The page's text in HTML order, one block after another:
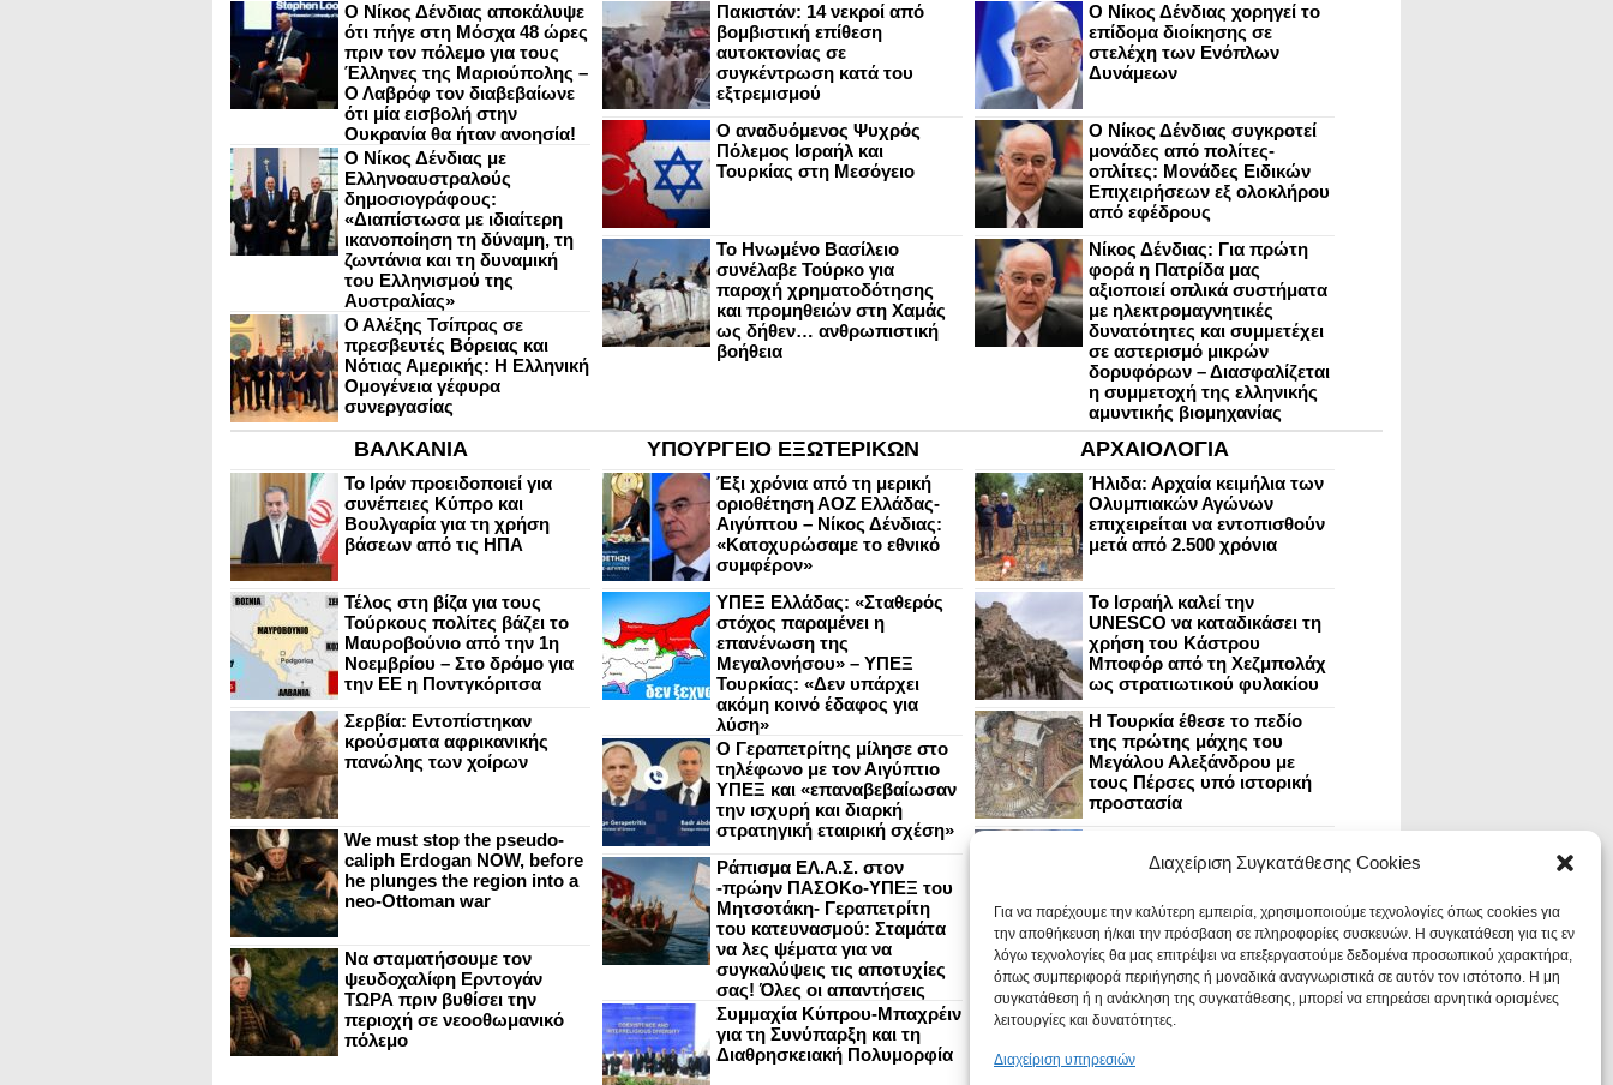
Διαχείριση Συγκατάθεσης Cookies
Για να παρέχουμε την καλύτερη εμπειρία, χρησιμοποιούμε τεχνολογίες όπως cookies για
την αποθήκευση ή/και την πρόσβαση σε πληροφορίες συσκευών. Η συγκατάθεση για τις εν
λόγω τεχνολογίες θα μας επιτρέψει να επεξεργαστούμε δεδομένα προσωπικού χαρακτήρα,
όπως συμπεριφορά περιήγησης ή μοναδικά αναγνωριστικά σε αυτόν τον ιστότοπο. Η μη
συγκατάθεση ή η ανάκληση της συγκατάθεσης, μπορεί να επηρεάσει αρνητικά ορισμένες
λειτουργίες και δυνατότητες.
Διαχείριση υπηρεσιών
Ο Νίκος Δένδιας αποκάλυψε
ότι πήγε στη Μόσχα 48 ώρες
πριν τον πόλεμο για τους
Έλληνες της Μαριούπολης –
Ο Λαβρόφ τον διαβεβαίωνε
ότι μία εισβολή στην
Ουκρανία θα ήταν ανοησία!
Ο Νίκος Δένδιας με
Ελληνοαυστραλούς
δημοσιογράφους:
«Διαπίστωσα με ιδιαίτερη
ικανοποίηση τη δύναμη, τη
ζωντάνια και τη δυναμική
του Ελληνισμού της
Αυστραλίας»
Ο Αλέξης Τσίπρας σε
πρεσβευτές Βόρειας και
Νότιας Αμερικής: Η Ελληνική
Ομογένεια γέφυρα
συνεργασίας
Πακιστάν: 14 νεκροί από
βομβιστική επίθεση
αυτοκτονίας σε
συγκέντρωση κατά του
εξτρεμισμού
Ο αναδυόμενος Ψυχρός
Πόλεμος Ισραήλ και
Τουρκίας στη Μεσόγειο
Το Ηνωμένο Βασίλειο
συνέλαβε Τούρκο για
παροχή χρηματοδότησης
και προμηθειών στη Χαμάς
ως δήθεν… ανθρωπιστική
βοήθεια
Ο Νίκος Δένδιας χορηγεί το
επίδομα διοίκησης σε
στελέχη των Ενόπλων
Δυνάμεων
Ο Νίκος Δένδιας συγκροτεί
μονάδες από πολίτες-
οπλίτες: Μονάδες Ειδικών
Επιχειρήσεων εξ ολοκλήρου
από εφέδρους
Νίκος Δένδιας: Για πρώτη
φορά η Πατρίδα μας
αξιοποιεί οπλικά συστήματα
με ηλεκτρομαγνητικές
δυνατότητες και συμμετέχει
σε αστερισμό μικρών
δορυφόρων – Διασφαλίζεται
η συμμετοχή της ελληνικής
αμυντικής βιομηχανίας
ΒΑΛΚΑΝΙΑ
Το Ιράν προειδοποιεί για
συνέπειες Κύπρο και
Βουλγαρία για τη χρήση
βάσεων από τις ΗΠΑ
Τέλος στη βίζα για τους
Τούρκους πολίτες βάζει το
Μαυροβούνιο από την 1η
Νοεμβρίου – Στο δρόμο για
την ΕΕ η Ποντγκόριτσα
Σερβία: Εντοπίστηκαν
κρούσματα αφρικανικής
πανώλης των χοίρων
We must stop the pseudo-
caliph Erdogan NOW, before
he plunges the region into a
neo-Ottoman war
Να σταματήσουμε τον
ψευδοχαλίφη Ερντογάν
ΤΩΡΑ πριν βυθίσει την
περιοχή σε νεοοθωμανικό
πόλεμο
ΥΠΟΥΡΓΕΙΟ ΕΞΩΤΕΡΙΚΩΝ
Έξι χρόνια από τη μερική
οριοθέτηση ΑΟΖ Ελλάδας-
Αιγύπτου – Νίκος Δένδιας:
«Κατοχυρώσαμε το εθνικό
συμφέρον»
ΥΠΕΞ Ελλάδας: «Σταθερός
στόχος παραμένει η
επανένωση της
Μεγαλονήσου» – ΥΠΕΞ
Τουρκίας: «Δεν υπάρχει
ακόμη κοινό έδαφος για
λύση»
Ο Γεραπετρίτης μίλησε στο
τηλέφωνο με τον Αιγύπτιο
ΥΠΕΞ και «επαναβεβαίωσαν
την ισχυρή και διαρκή
στρατηγική εταιρική σχέση»
Ράπισμα ΕΛ.Α.Σ. στον
-πρώην ΠΑΣΟΚο-ΥΠΕΞ του
Μητσοτάκη- Γεραπετρίτη
του κατευνασμού: Σταμάτα
να λες ψέματα για να
συγκαλύψεις τις αποτυχίες
σας! Όλες οι απαντήσεις
Συμμαχία Κύπρου-Μπαχρέιν
για τη Συνύπαρξη και τη
Διαθρησκειακή Πολυμορφία
ΑΡΧΑΙΟΛΟΓΙΑ
Ήλιδα: Αρχαία κειμήλια των
Ολυμπιακών Αγώνων
επιχειρείται να εντοπισθούν
μετά από 2.500 χρόνια
Το Ισραήλ καλεί την
UNESCO να καταδικάσει τη
χρήση του Κάστρου
Μποφόρ από τη Χεζμπολάχ
ως στρατιωτικού φυλακίου
Η Τουρκία έθεσε το πεδίο
της πρώτης μάχης του
Μεγάλου Αλεξάνδρου με
τους Πέρσες υπό ιστορική
προστασία
ανακτόρου στην
στο Παλάτι των Δεσποτών
Οι Νεάντερταλ έκαναν
οδοντιατρικές επεμβάσεις σε
χαλασμένα δόντια, σύμφωνα
με ευρήματα